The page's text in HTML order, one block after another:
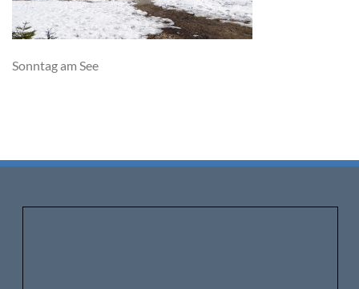
Sonntag am See